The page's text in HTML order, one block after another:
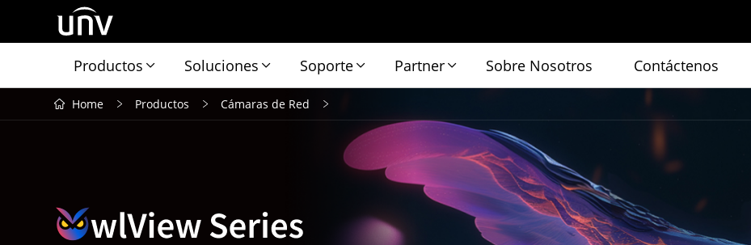
Productos Soluciones Soporte Partner Sobre Nosotros Contáctenos
Home Productos Cámaras de Red